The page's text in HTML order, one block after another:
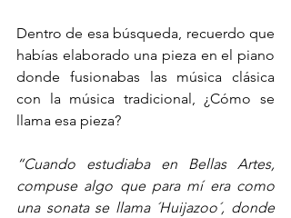
Dentro de esa búsqueda, recuerdo que
habías elaborado una pieza en el piano
donde fusionabas las música clásica
con la música tradicional, ¿Cómo se
llama esa pieza?
“Cuando estudiaba en Bellas Artes,
compuse algo que para mí era como
una sonata se llama ´Huijazoo´, donde